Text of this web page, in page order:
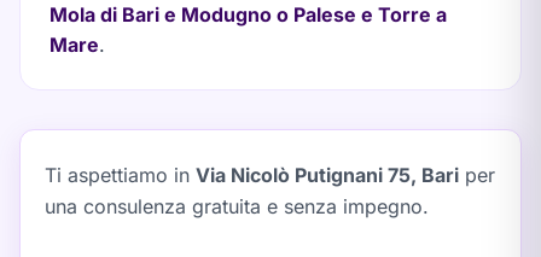
Mola di Bari e Modugno o Palese e Torre a
Mare.
Ti aspettiamo in Via Nicolò Putignani 75, Bari per
una consulenza gratuita e senza impegno.